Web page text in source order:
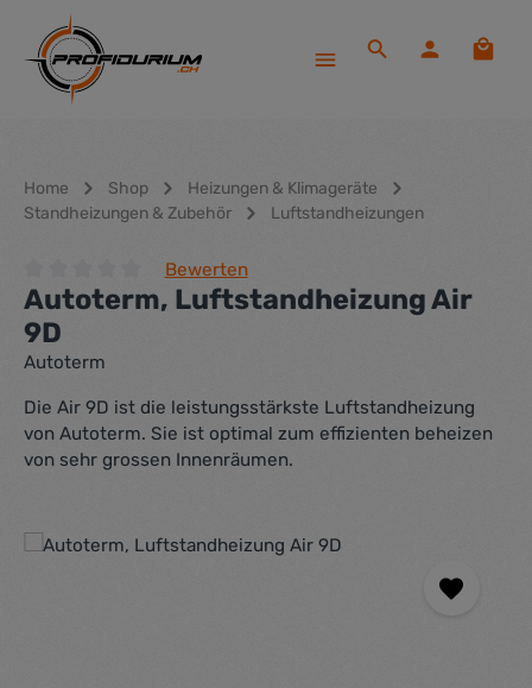
Zum Hauptinhalt springen
Home Shop
Heizungen & Klimageräte
Standheizungen & Zubehör
Luftstandheizungen
Durchschnittliche Bewertung von 0 von 5 Sternen
Bewerten
Autoterm, Luftstandheizung Air
9D
Autoterm
Die Air 9D ist die leistungsstärkste Luftstandheizung
von Autoterm. Sie ist optimal zum effizienten beheizen
von sehr grossen Innenräumen.
Bildergalerie überspringen